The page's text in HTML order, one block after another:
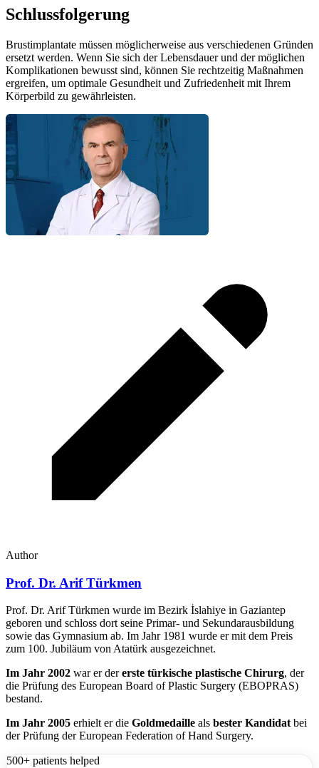
Schlussfolgerung
Brustimplantate müssen möglicherweise aus verschiedenen Gründen
ersetzt werden. Wenn Sie sich der Lebensdauer und der möglichen
Komplikationen bewusst sind, können Sie rechtzeitig Maßnahmen
ergreifen, um optimale Gesundheit und Zufriedenheit mit Ihrem
Körperbild zu gewährleisten.
Author
Prof. Dr. Arif Türkmen
Prof. Dr. Arif Türkmen wurde im Bezirk İslahiye in Gaziantep
geboren und schloss dort seine Primar- und Sekundarausbildung
sowie das Gymnasium ab. Im Jahr 1981 wurde er mit dem Preis
zum 100. Jubiläum von Atatürk ausgezeichnet.
Im Jahr 2002 war er dererste türkische plastische Chirurg, der
die Prüfung des European Board of Plastic Surgery (EBOPRAS)
bestand.
Im Jahr 2005 erhielt er die Goldmedaille als bester Kandidat bei
der Prüfung der European Federation of Hand Surgery.
500+ patients helped